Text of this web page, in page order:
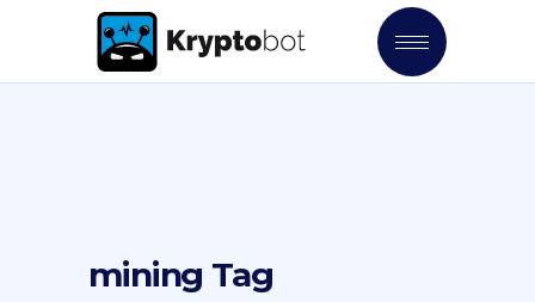
mining Tag